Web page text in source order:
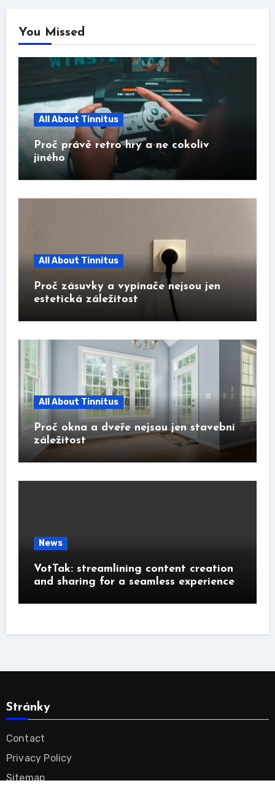
You Missed
All About Tinnitus
Proč právě retro hry a ne cokoliv
jiného
All About Tinnitus
Proč zásuvky a vypínače nejsou jen
estetická záležitost
All About Tinnitus
Proč okna a dveře nejsou jen stavební
záležitost
News
VotTak: streamlining content creation
and sharing for a seamless experience
Stránky
Contact
Privacy Policy
Sitemap